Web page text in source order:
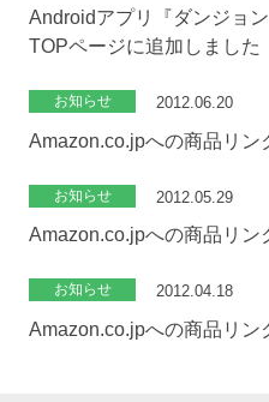
Androidアプリ『ダンジョ
TOPページに追加しました
お知らせ 2012.06.20
Amazon.co.jpへの商品リン
お知らせ 2012.05.29
Amazon.co.jpへの商品リン
お知らせ 2012.04.18
Amazon.co.jpへの商品リン